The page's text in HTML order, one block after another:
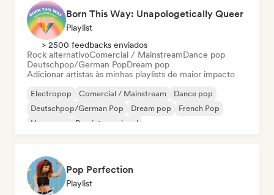
Born This Way: Unapologetically Queer
Playlist
> 2500 feedbacks enviados
Rock alternativoComercial / MainstreamDance pop
Deutschpop/German PopDream pop
Adicionar artistas às minhas playlists de maior impacto
Electropop Comercial / Mainstream
Dance pop
Deutschpop/German Pop
Dream pop
French Pop
Hyperpop
Pop internacional
Pop Perfection
Playlist